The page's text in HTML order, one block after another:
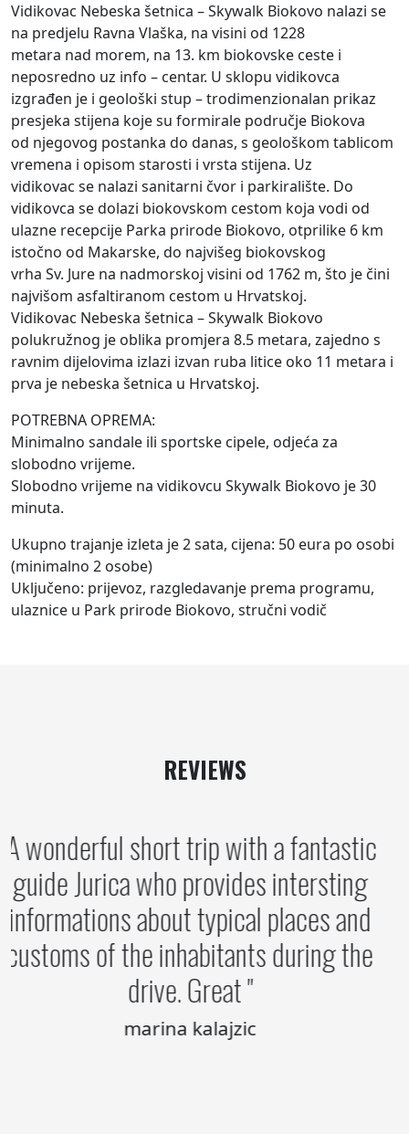
Vidikovac Nebeska šetnica – Skywalk Biokovo nalazi se
na predjelu Ravna Vlaška, na visini od 1228
metara nad morem, na 13. km biokovske ceste i
neposredno uz info – centar. U sklopu vidikovca
izgrađen je i geološki stup – trodimenzionalan prikaz
presjeka stijena koje su formirale područje Biokova
od njegovog postanka do danas, s geološkom tablicom
vremena i opisom starosti i vrsta stijena. Uz
vidikovac se nalazi sanitarni čvor i parkiralište. Do
vidikovca se dolazi biokovskom cestom koja vodi od
ulazne recepcije Parka prirode Biokovo, otprilike 6 km
istočno od Makarske, do najvišeg biokovskog
vrha Sv. Jure na nadmorskoj visini od 1762 m, što je čini
najvišom asfaltiranom cestom u Hrvatskoj.
Vidikovac Nebeska šetnica – Skywalk Biokovo
polukružnog je oblika promjera 8.5 metara, zajedno s
ravnim dijelovima izlazi izvan ruba litice oko 11 metara i
prva je nebeska šetnica u Hrvatskoj.
POTREBNA OPREMA:
Minimalno sandale ili sportske cipele, odjeća za
slobodno vrijeme.
Slobodno vrijeme na vidikovcu Skywalk Biokovo je 30
minuta.
Ukupno trajanje izleta je 2 sata, cijena: 50 eura po osobi
(minimalno 2 osobe)
Uključeno: prijevoz, razgledavanje prema programu,
ulaznice u Park prirode Biokovo, stručni vodič
REVIEWS
A wonderful short trip with a fantastic
guide Jurica who provides intersting
informations about typical places and
customs of the inhabitants during the
drive. Great
marina kalajzic